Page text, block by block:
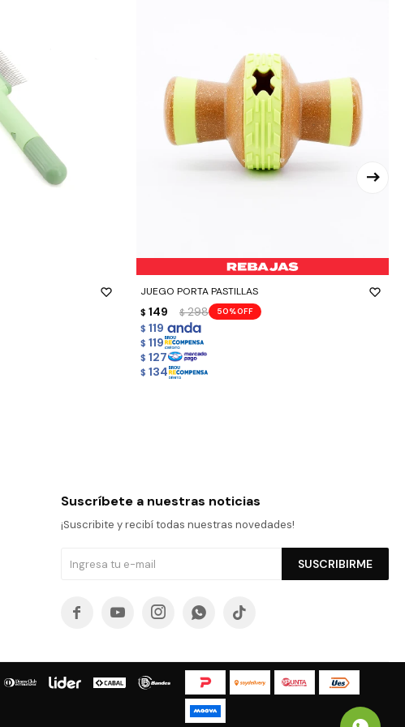
JUEGO PORTA PASTILLAS
$ 149 $ 298 50
$ 119
$ 119
$ 127
$ 134
- +
Suscríbete a nuestras noticias
¡Suscribite y recibí todas nuestras novedades!
SUSCRIBIRME
    